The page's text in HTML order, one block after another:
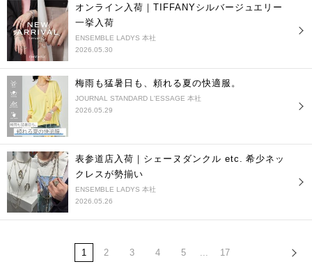
オンライン入荷｜TIFFANYシルバージュエリー
一挙入荷
ENSEMBLE LADYS 本社
2026.05.30
梅雨も猛暑日も、頼れる夏の快適服。
JOURNAL STANDARD L'ESSAGE 本社
2026.05.29
表参道店入荷｜シェーヌダンクル etc. 希少ネッ
クレスが勢揃い
ENSEMBLE LADYS 本社
2026.05.26
1 2 3 4 5 ... 17